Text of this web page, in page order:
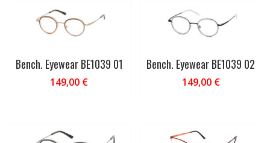
Bench. Eyewear BE1039 01
149,00 €
Bench. Eyewear BE1039 02
149,00 €